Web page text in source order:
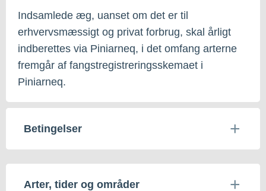
Indsamlede æg, uanset om det er til
erhvervsmæssigt og privat forbrug, skal årligt
indberettes via Piniarneq, i det omfang arterne
fremgår af fangstregistreringsskemaet i
Piniarneq.
Betingelser
Arter, tider og områder